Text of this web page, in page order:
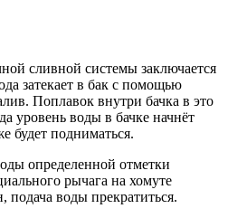
сливной системы заключается
затекает в бак с помощью
Поплавок внутри бачка в это
уровень воды в бачке начнёт
будет подниматься.
определенной отметки
рычага на хомуте
подача воды прекратиться.